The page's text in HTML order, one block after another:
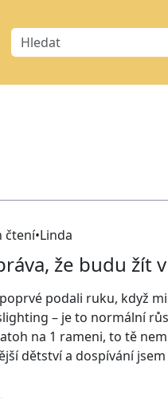
čtení Linda
že budu žít
poprvé podali ruku, když
– je to normální
na 1 rameni, to tě
dětství a dospívání